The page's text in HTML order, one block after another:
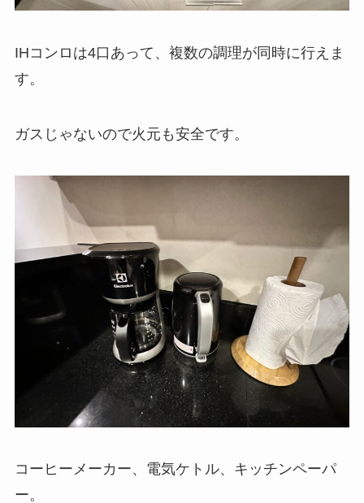
IHコンロは4口あって、複数の調理が同時に行えま
す。
ガスじゃないので火元も安全です。
コーヒーメーカー、電気ケトル、キッチンペーパ
ー。